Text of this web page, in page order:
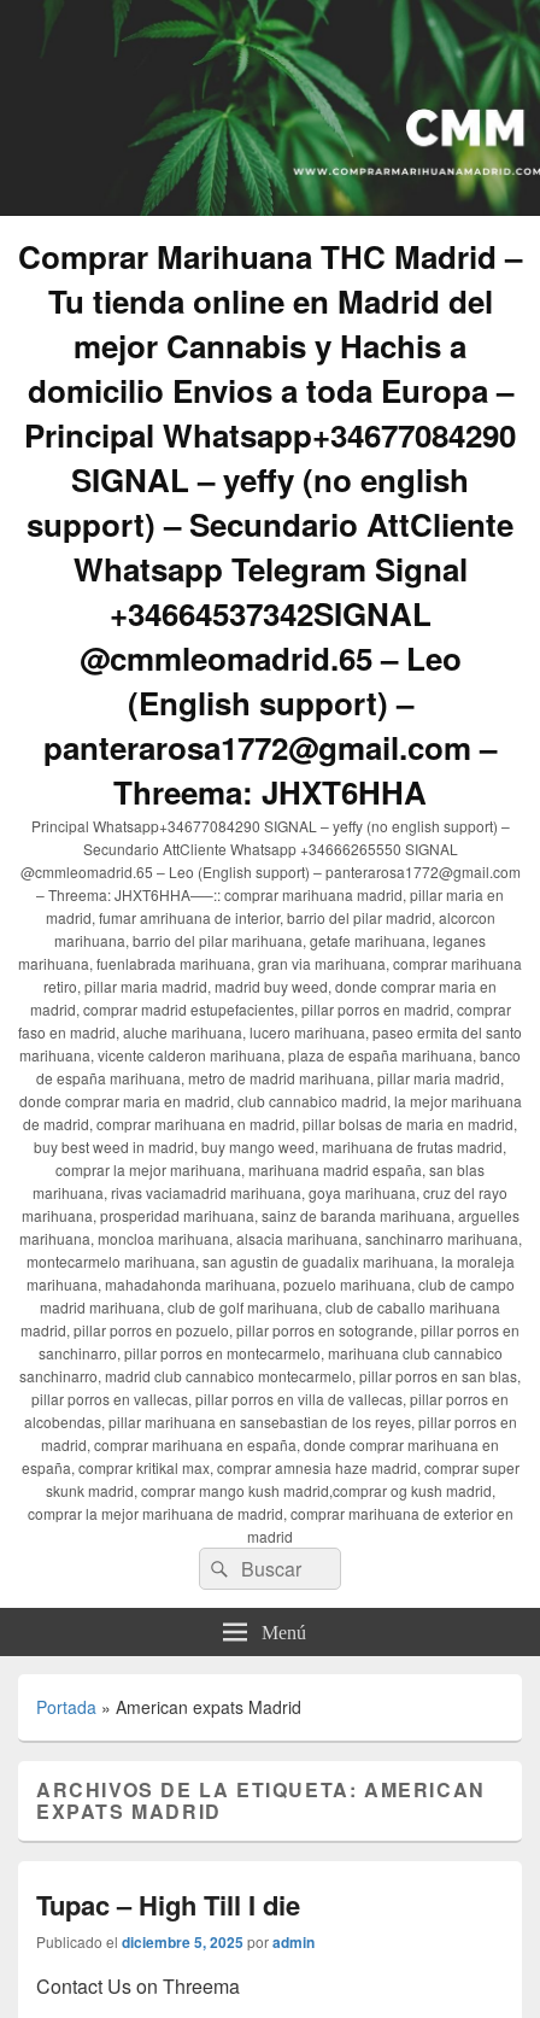
Comprar Marihuana THC Madrid –
Tu tienda online en Madrid del
mejor Cannabis y Hachis a
domicilio Envios a toda Europa –
Principal Whatsapp+34677084290
SIGNAL – yeffy (no english
support) – Secundario AttCliente
Whatsapp Telegram Signal
+34664537342SIGNAL
@cmmleomadrid.65 – Leo
(English support) –
panterarosa1772@gmail.com –
Threema: JHXT6HHA
Principal Whatsapp+34677084290 SIGNAL – yeffy (no english support) –
Secundario AttCliente Whatsapp +34666265550 SIGNAL
@cmmleomadrid.65 – Leo (English support) – panterarosa1772@gmail.com
– Threema: JHXT6HHA—–:: comprar marihuana madrid, pillar maria en
madrid, fumar amrihuana de interior, barrio del pilar madrid, alcorcon
marihuana, barrio del pilar marihuana, getafe marihuana, leganes
marihuana, fuenlabrada marihuana, gran via marihuana, comprar marihuana
retiro, pillar maria madrid, madrid buy weed, donde comprar maria en
madrid, comprar madrid estupefacientes, pillar porros en madrid, comprar
faso en madrid, aluche marihuana, lucero marihuana, paseo ermita del santo
marihuana, vicente calderon marihuana, plaza de españa marihuana, banco
de españa marihuana, metro de madrid marihuana, pillar maria madrid,
donde comprar maria en madrid, club cannabico madrid, la mejor marihuana
de madrid, comprar marihuana en madrid, pillar bolsas de maria en madrid,
buy best weed in madrid, buy mango weed, marihuana de frutas madrid,
comprar la mejor marihuana, marihuana madrid españa, san blas
marihuana, rivas vaciamadrid marihuana, goya marihuana, cruz del rayo
marihuana, prosperidad marihuana, sainz de baranda marihuana, arguelles
marihuana, moncloa marihuana, alsacia marihuana, sanchinarro marihuana,
montecarmelo marihuana, san agustin de guadalix marihuana, la moraleja
marihuana, mahadahonda marihuana, pozuelo marihuana, club de campo
madrid marihuana, club de golf marihuana, club de caballo marihuana
madrid, pillar porros en pozuelo, pillar porros en sotogrande, pillar porros en
sanchinarro, pillar porros en montecarmelo, marihuana club cannabico
sanchinarro, madrid club cannabico montecarmelo, pillar porros en san blas,
pillar porros en vallecas, pillar porros en villa de vallecas, pillar porros en
alcobendas, pillar marihuana en sansebastian de los reyes, pillar porros en
madrid, comprar marihuana en españa, donde comprar marihuana en
españa, comprar kritikal max, comprar amnesia haze madrid, comprar super
skunk madrid, comprar mango kush madrid,comprar og kush madrid,
comprar la mejor marihuana de madrid, comprar marihuana de exterior en
madrid
Buscar
por:
Buscar
Menú
Portada » American expats Madrid
ARCHIVOS DE LA ETIQUETA:AMERICAN
EXPATS MADRID
Tupac – High Till I die
Publicado el diciembre 5, 2025poradmin
Contact Us on Threema